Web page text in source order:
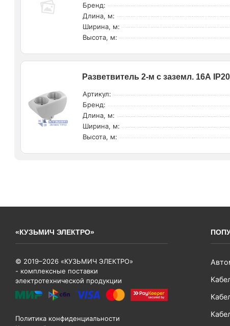
Бренд:
Длина, м:
Ширина, м:
Высота, м:
Разветвитель 2-м с заземл. 16А
Артикул:
Бренд:
Длина, м:
Ширина, м:
Высота, м:
«КУЗЬМИЧ ЭЛЕКТРО»
© 2019–2026 «КУЗЬМИЧ ЭЛЕКТРО»
- комплексные поставки
электротехнической продукции
Политика конфиденциальности